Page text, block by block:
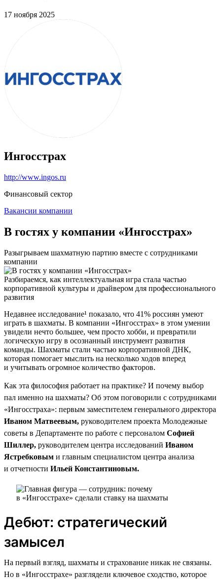
17 ноября 2025
Ингосстрах
http://www.ingos.ru
Финансовый сектор
Вакансии компании
В гостях у компании «Ингосстрах»
Разыгрываем шахматную партию вместе с сотрудниками
компании
Разбираемся, как интеллектуальная игра стала частью
корпоративной культуры и драйвером для профессионального
развития
Недавнее исследование¹ показало, что 41% россиян умеют
играть в шахматы. В компании «Ингосстрах» в этом умении
увидели нечто большее, чем просто хобби, и превратили
логическую игру в осознанный инструмент развития
команды. Шахматы стали частью корпоративной ДНК,
которая помогает мыслить на несколько ходов вперед
и учитывать огромное количество факторов.
Как эта философия работает на практике? И почему выбор
пал именно на шахматы? Об этом поговорили с сотрудниками
«Ингосстраха»: первым заместителем генерального директора
Иваном Матвеевым, руководителем проекта Молодежные
советы в Департаменте по работе с персоналом Софией
Шиллер, руководителем центра исследований Иваном
Ястребковым и главным специалистом центра анализа
и отчетности Ильей Константиновым.
Дебют: стратегический
замысел
На первый взгляд, шахматы и страхование никак не связаны.
Но в «Ингосстрахе» разглядели ключевое сходство, которое